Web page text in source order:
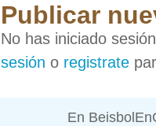
Publicar
No has iniciado
sesión o registrate
En